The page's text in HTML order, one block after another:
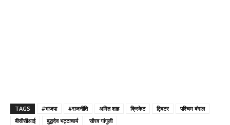
TAGS #भाजपा #राजनीति अमित शाह क्रिकेट ट्विटर
पश्चिम बंगाल
बीसीसीआई
बुद्धदेव भट्टाचार्य सौरव गांगुली